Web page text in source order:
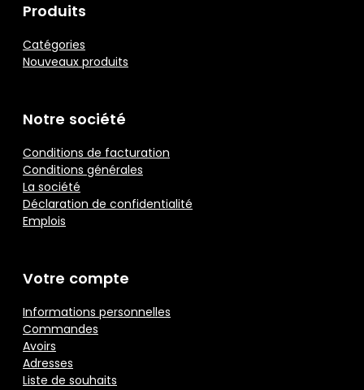
Produits
Catégories
Nouveaux produits
Notre société
Conditions de facturation
Conditions générales
La société
Déclaration de confidentialité
Emplois
Votre compte
Informations personnelles
Commandes
Avoirs
Adresses
Liste de souhaits